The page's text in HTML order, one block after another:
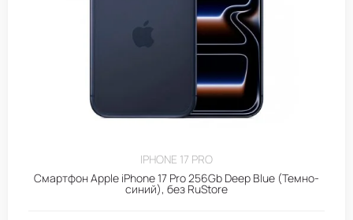
IPHONE 17 PRO
Смартфон Apple iPhone 17 Pro 256Gb Deep Blue (Темно-
синий), без RuStore